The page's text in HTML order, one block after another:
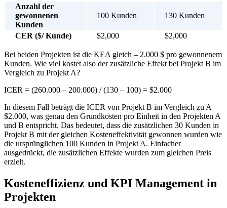
Anzahl der
gewonnenen
Kunden
100 Kunden 130 Kunden
CER ($/ Kunde) $2,000 $2,000
Bei beiden Projekten ist die KEA gleich – 2.000 $ pro gewonnenem
Kunden. Wie viel kostet also der zusätzliche Effekt bei Projekt B im
Vergleich zu Projekt A?
ICER = (260.000 – 200.000) / (130 – 100) = $2.000
In diesem Fall beträgt die ICER von Projekt B im Vergleich zu A
$2.000, was genau den Grundkosten pro Einheit in den Projekten A
und B entspricht. Das bedeutet, dass die zusätzlichen 30 Kunden in
Projekt B mit der gleichen Kosteneffektivität gewonnen wurden wie
die ursprünglichen 100 Kunden in Projekt A. Einfacher
ausgedrückt, die zusätzlichen Effekte wurden zum gleichen Preis
erzielt.
Kosteneffizienz und KPI Management in
Projekten